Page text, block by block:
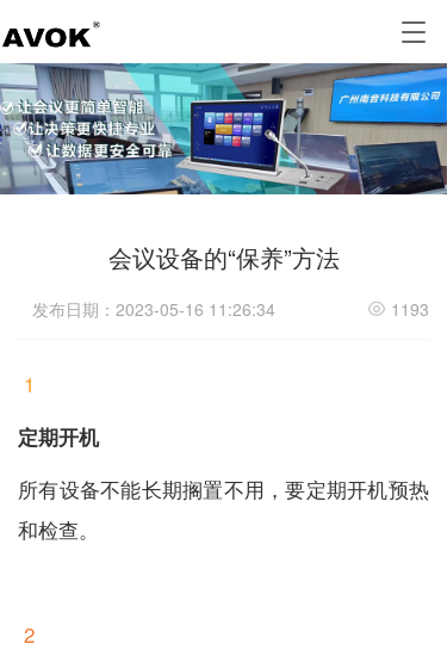
T
g
g
l
e
n
a
t
会议设备的“保养”方法
发布日期：2023-05-16 11:26:34 1193
1
定期开机
所有设备不能长期搁置不用，要定期开机预热
和检查。
2